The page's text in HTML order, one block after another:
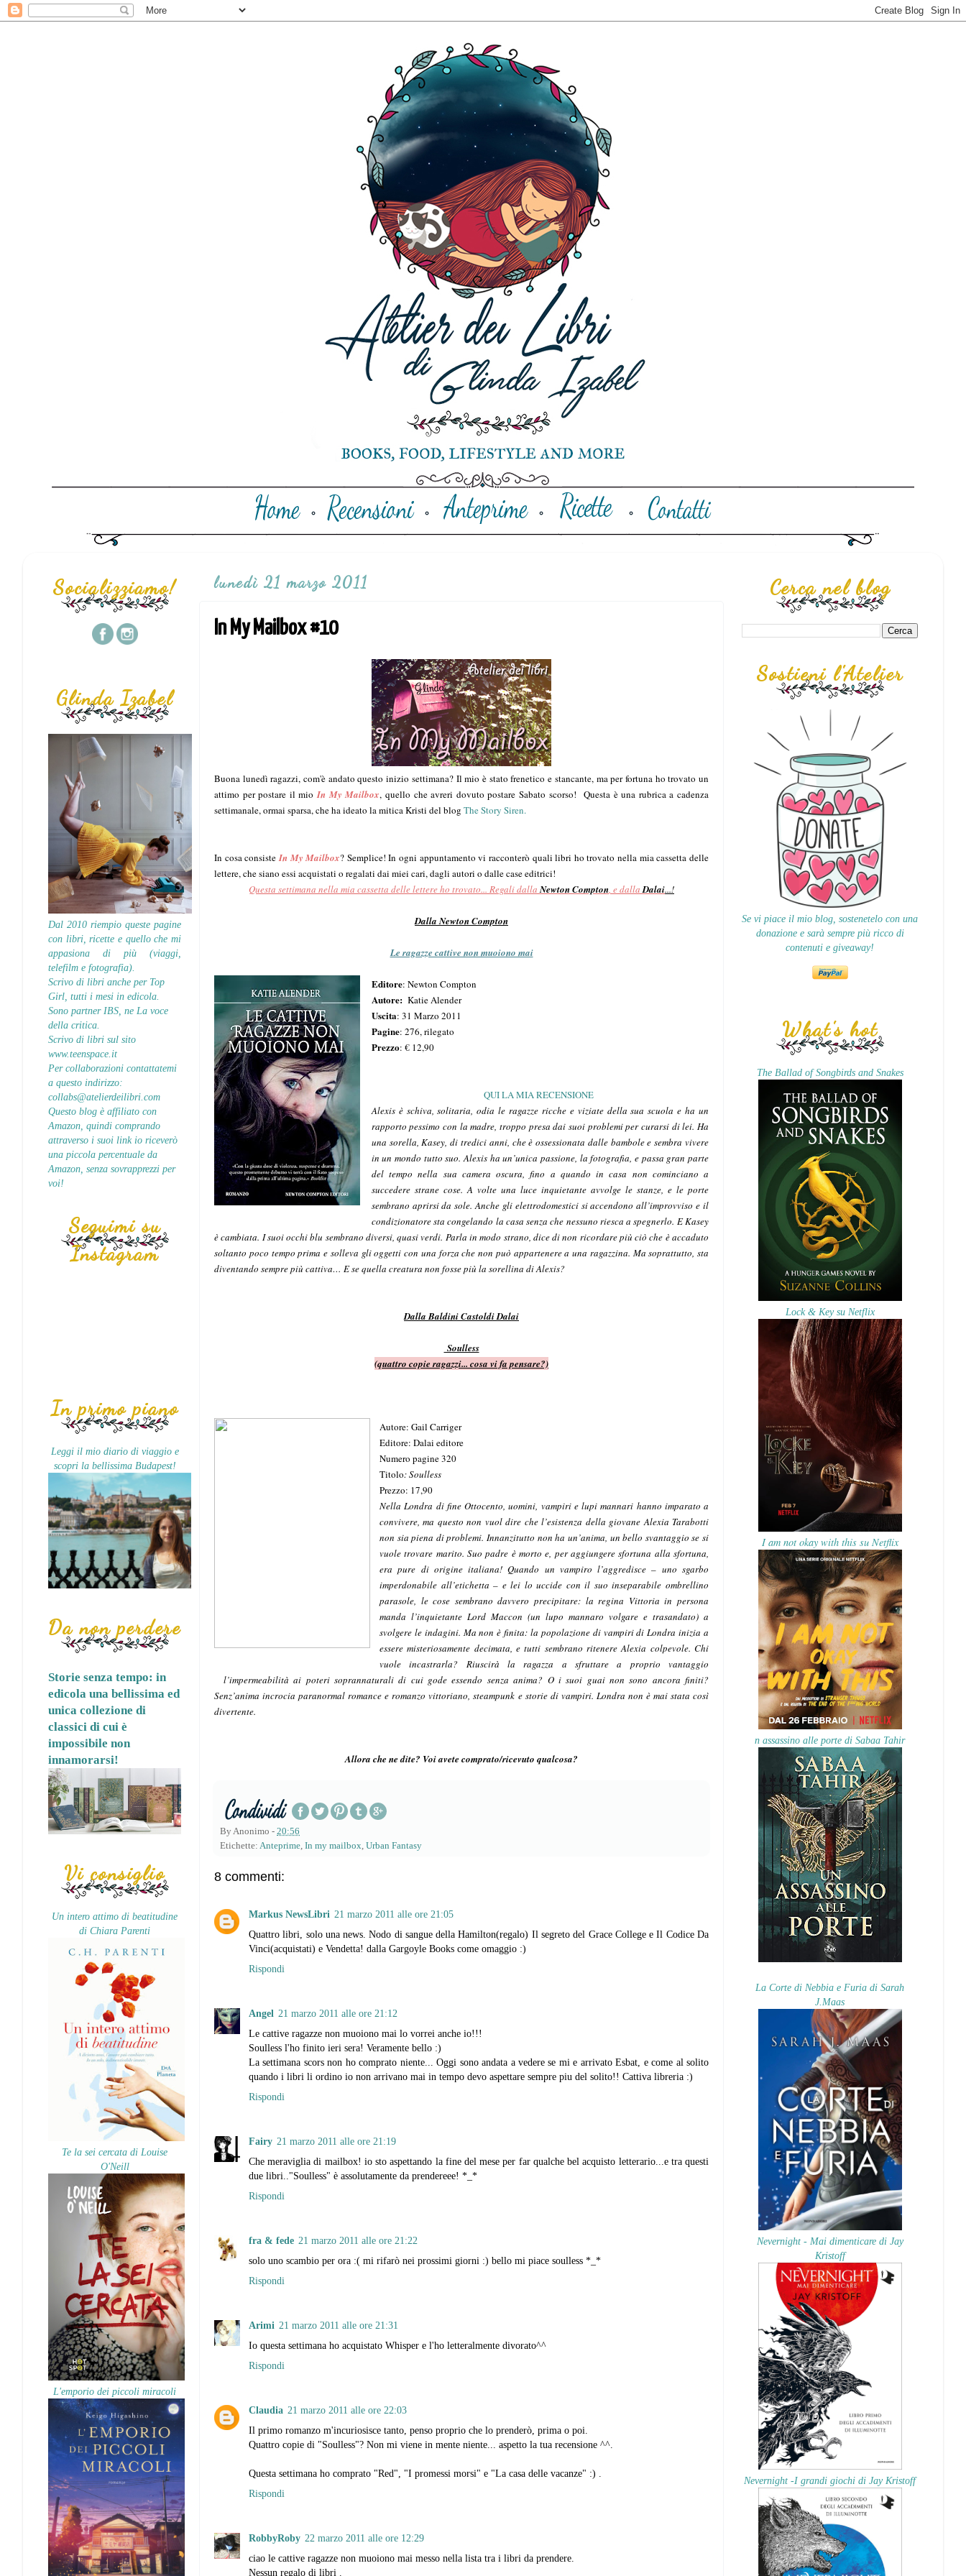
lunedì 21 marzo 2011
In My Mailbox #10
Buona lunedì ragazzi, com'è andato questo inizio settimana? Il mio è stato frenetico e stancante, ma per fortuna ho trovato un
attimo per postare il mioIn My Mailbox, quello che avreri dovuto postare Sabato scorso! Questa è una rubrica a cadenza
settimanale, ormai sparsa, che ha ideato la mitica Kristi del blog The Story Siren.
In cosa consisteIn My Mailbox? Semplice! In ogni appuntamento vi racconterò quali libri ho trovato nella mia cassetta delle
lettere, che siano essi acquistati o regalati dai miei cari, dagli autori o dalle case editrici!
Questa settimana nella mia cassetta delle lettere ho trovato... Regali dallaNewton Compton, e dallaDalai...!
Dalla Newton Compton
Le ragazze cattive non muoiono mai
Editore: Newton Compton
Autore: Katie Alender
Uscita: 31 Marzo 2011
Pagine: 276, rilegato
Prezzo: € 12,90
QUI LA MIA RECENSIONE
Alexis è schiva, solitaria, odia le ragazze ricche e viziate della sua scuola e ha un
rapporto pessimo con la madre, troppo presa dai suoi problemi per curarsi di lei. Ha
una sorella, Kasey, di tredici anni, che è ossessionata dalle bambole e sembra vivere
in un mondo tutto suo. Alexis ha un’unica passione, la fotografia, e passa gran parte
del tempo nella sua camera oscura, fino a quando in casa non cominciano a
succedere strane cose. A volte una luce inquietante avvolge le stanze, e le porte
sembrano aprirsi da sole. Anche gli elettrodomestici si accendono all’improvvisoe il
condizionatore sta congelando la casa senza che nessuno riesca a spegnerlo. E Kasey
è cambiata. I suoi occhi blu sembrano diversi, quasi verdi. Parla in modo strano, dice di non ricordare più ciò che è accaduto
soltanto poco tempo prima e solleva gli oggetti con una forza che non può appartenere a una ragazzina. Ma soprattutto, sta
diventando sempre più cattiva… E se quella creatura non fosse più la sorellina di Alexis?
Dalla Baldini Castoldi Dalai
Soulless
(quattro copie ragazzi... cosa vi fa pensare?)
Autore: Gail Carriger
Editore: Dalai editore
Numero pagine 320
Titolo:Soulless
Prezzo: 17,90
Nella Londra di fine Ottocento, uomini, vampiri e lupi mannari hanno imparato a
convivere, ma questo non vuol dire che l’esistenza della giovane Alexia Tarabotti
non sia piena di problemi. In­nanzitutto non ha un’anima, un bello svantaggio se si
vuole trovare marito. Suo padre è morto e, per aggiungere sfortuna alla sfortuna,
era pure di origine italiana! Quando un vampiro l’aggredi­sce – uno sgarbo
imperdonabile all’etichetta – e lei lo uccide con il suo inseparabile ombrellino
parasole, le cose sembrano davvero precipitare: la regina Vittoria in persona
manda l’inquietante Lord Maccon (un lupo mannaro volgare e trasandato) a
svolgere le indagini. Ma non è finita: la popolazione di vampiri di Londra inizia a
essere misteriosamente decimata, e tutti sembrano ri­tenere Alexia colpevole. Chi
vuole incastrarla? Riuscirà la ragazza a sfruttare a proprio vantaggio
l’impermeabilità ai poteri soprannaturali di cui gode essendo senza anima? O i suoi guai non sono ancora finiti?
Senz’anima incrociaparanormal romancee romanzo vittoriano,steampunk e storie di vampiri. Londra non è mai stata così
divertente.
Allora che ne dite? Voi avete comprato/ricevuto qualcosa?
ByAnonimo - 20:56
Etichette: Anteprime, In my mailbox, Urban Fantasy
8 commenti:
Markus NewsLibri 21 marzo 2011 alle ore 21:05
Quattro libri, solo una news. Nodo di sangue della Hamilton(regalo) Il segreto del Grace College e Il Codice Da
Vinci(acquistati) e Vendetta! dalla Gargoyle Books come omaggio :)
Rispondi
Angel 21 marzo 2011 alle ore 21:12
Le cattive ragazze non muoiono mai lo vorrei anche io!!!
Soulless l'ho finito ieri sera! Veramente bello :)
La settimana scors non ho comprato niente... Oggi sono andata a vedere se mi e arrivato Esbat, e come al solito
quando i libri li ordino io non arrivano mai in tempo devo aspettare sempre piu del solito!! Cattiva libreria :)
Rispondi
Fairy 21 marzo 2011 alle ore 21:19
Che meraviglia di mailbox! io sto aspettando la fine del mese per far qualche bel acquisto letterario...e tra questi
due libri.."Soulless" è assolutamente da prendereee! *_*
Rispondi
fra & fede 21 marzo 2011 alle ore 21:22
solo uno scambio per ora :( mi rifarò nei prossimi giorni :) bello mi piace soulless *_*
Rispondi
Arimi 21 marzo 2011 alle ore 21:31
Io questa settimana ho acquistato Whisper e l'ho letteralmente divorato^^
Rispondi
Claudia 21 marzo 2011 alle ore 22:03
Il primo romanzo m'incuriosisce tanto, penso proprio che lo prenderò, prima o poi.
Quattro copie di "Soulless"? Non mi viene in mente niente... aspetto la tua recensione ^^.
Questa settimana ho comprato "Red", "I promessi morsi" e "La casa delle vacanze" :) .
Rispondi
RobbyRoby 22 marzo 2011 alle ore 12:29
ciao le cattive ragazze non muoiono mai messo nella lista tra i libri da prendere.
Nessun regalo di libri .
Socializziamo!
Glinda Izabel
Dal 2010 riempio queste pagine
con libri, ricette e quello che mi
appasiona di più (viaggi,
telefilm e fotografia).
Scrivo di libri anche per Top
Girl, tutti i mesi in edicola.
Sono partner IBS, ne La voce
della critica.
Scrivo di libri sul sito
www.teenspace.it
Per collaborazioni contattatemi
a questo indirizzo:
collabs@atelierdeilibri.com
Questo blog è affiliato con
Amazon, quindi comprando
attraverso i suoi link io riceverò
una piccola percentuale da
Amazon, senza sovrapprezzi per
voi!
Seguimi su
Instagram
In primo piano
Leggi il mio diario di viaggio e
scopri la bellissima Budapest!
Da non perdere
Storie senza tempo: in
edicola una bellissima ed
unica collezione di
classici di cui è
impossibile non
innamorarsi!
Vi consiglio
Un intero attimo di beatitudine
di Chiara Parenti
Te la sei cercata di Louise
O'Neill
L'emporio dei piccoli miracoli
Cerca nel blog
Sostieni l'Atelier
Se vi piace il mio blog, sostenetelo con una
donazione e sarà sempre più ricco di
contenuti e giveaway!
What's hot
The Ballad of Songbirds and Snakes
Lock & Key su Netflix
I am not okay with this su Netflix
n assassino alle porte di Sabaa Tahir
La Corte di Nebbia e Furia di Sarah
J.Maas
Nevernight - Mai dimenticare di Jay
Kristoff
Nevernight -I grandi giochi di Jay Kristoff